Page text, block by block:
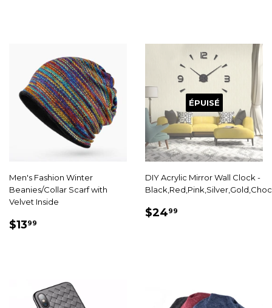
Men's Fashion Winter
Beanies/Collar Scarf with
Velvet Inside
PRIX
$1399
ÉPUISÉ
DIY Acrylic Mirror Wall Clock -
PRIX
$2499